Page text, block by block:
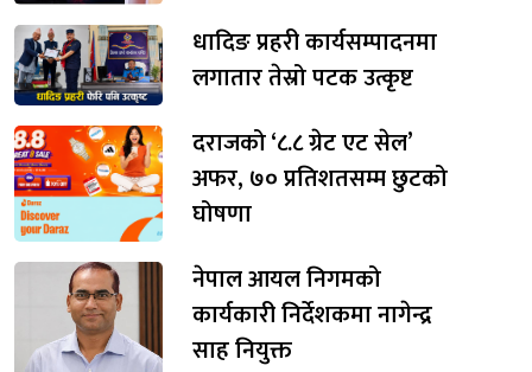
धादिङ प्रहरी कार्यसम्पादनमा
लगातार तेस्रो पटक उत्कृष्ट
दराजको ‘८.८ ग्रेट एट सेल’
अफर, ७० प्रतिशतसम्म छुटको
घोषणा
नेपाल आयल निगमको
कार्यकारी निर्देशकमा नागेन्द्र
साह नियुक्त